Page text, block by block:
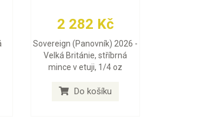
2 282 Kč
Sovereign (Panovník) 2026 -
Velká Británie, stříbrná
mince v etuji, 1/4 oz
Do košíku